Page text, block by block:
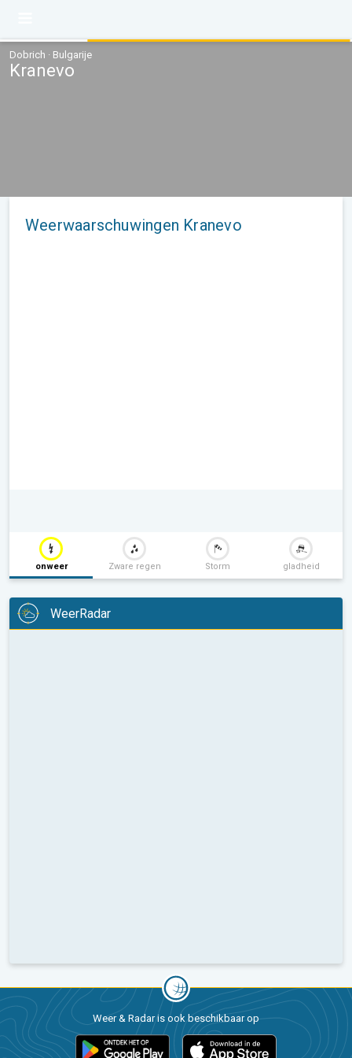
Dobrich · Bulgarije
Kranevo
Weerwaarschuwingen Kranevo
onweer Zware regen Storm gladheid
WeerRadar
Weer & Radar is ook beschikbaar op